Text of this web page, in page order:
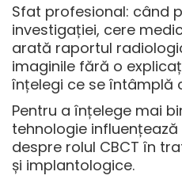
Sfat profesional: când
investigației, cere
arată raportul
imaginile fără o
înțelegi ce se întâmplă
Pentru a înțelege mai
tehnologie
despre rolul CBCT în
și implantologice.